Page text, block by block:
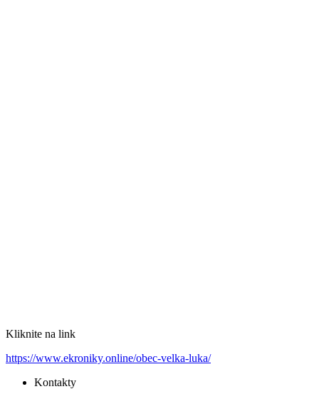
Kliknite na link
https://www.ekroniky.online/obec-velka-luka/
Kontakty